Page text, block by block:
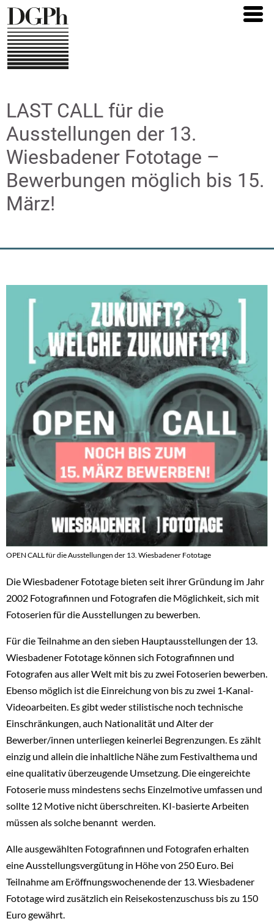
Direkt
zum
Inhalt
LAST CALL für die
Ausstellungen der 13.
Wiesbadener Fototage –
Bewerbungen möglich bis 15.
März!
OPEN CALL für die Ausstellungen der 13. Wiesbadener Fototage
Die Wiesbadener Fototage bieten seit ihrer Gründung im Jahr
2002 Fotografinnen und Fotografen die Möglichkeit, sich mit
Fotoserien für die Ausstellungen zu bewerben.
Für die Teilnahme an den sieben Hauptausstellungen der 13.
Wiesbadener Fototage können sich Fotografinnen und
Fotografen aus aller Welt mit bis zu zwei Fotoserien bewerben.
Ebenso möglich ist die Einreichung von bis zu zwei 1‑Kanal-
Videoarbeiten. Es gibt weder stilistische noch technische
Einschränkungen, auch Nationalität und Alter der
Bewerber/innen unterliegen keinerlei Begrenzungen. Es zählt
einzig und allein die inhaltliche Nähe zum Festivalthema und
eine qualitativ überzeugende Umsetzung. Die eingereichte
Fotoserie muss mindestens sechs Einzelmotive umfassen und
sollte 12 Motive nicht überschreiten. KI-basierte Arbeiten
müssen als solche benannt werden.
Alle ausgewählten Fotografinnen und Fotografen erhalten
eine Ausstellungsvergütung in Höhe von 250 Euro. Bei
Teilnahme am Eröffnungswochenende der 13. Wiesbadener
Fototage wird zusätzlich ein Reisekostenzuschuss bis zu 150
Euro gewährt.